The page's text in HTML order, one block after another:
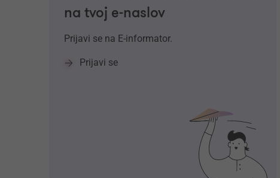
na tvoj e-naslov
Prijavi se na E-informator.
Prijavi se